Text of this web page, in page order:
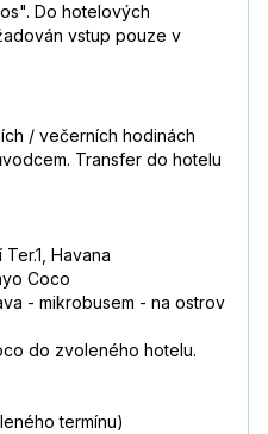
Do hotelových
vstup pouze v
/ večerních hodinách
Transfer do hotelu
Havana
Coco
- mikrobusem - na ostrov
do zvoleného hotelu.
termínu)